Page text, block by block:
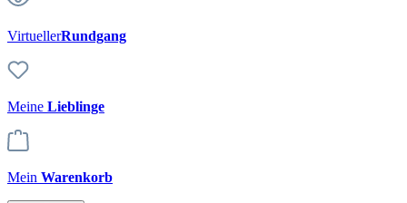
VirtuellerRundgang
Meine Lieblinge
Mein Warenkorb